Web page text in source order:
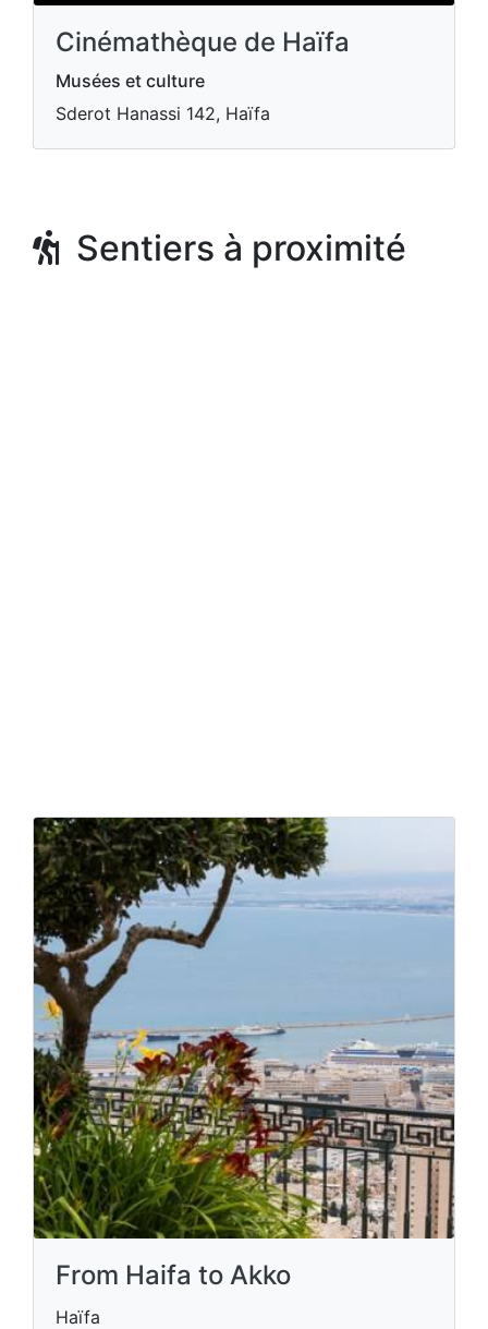
Cinémathèque de Haïfa
Musées et culture
Sderot Hanassi 142, Haïfa
Sentiers à proximité
From Haifa to Akko
Haïfa